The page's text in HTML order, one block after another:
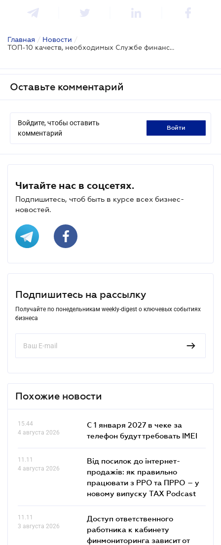
Главная / Новости /
ТОП-10 качеств, необходимых Службе финансовых расследований
Оставьте комментарий
Войдите, чтобы оставить
комментарий
войти
Читайте нас в соцсетях.
Подпишитесь, чтоб быть в курсе всех бизнес-
новостей.
Подпишитесь на рассылку
Получайте по понедельникам weekly-digest о ключевых событиях
бизнеса
Похожие новости
15.44
4 августа 2026
С 1 января 2027 в чеке за
телефон будут требовать IMEI
11.11
4 августа 2026
Від посилок до інтернет-
продажів: як правильно
працювати з РРО та ПРРО – у
новому випуску TAX Podcast
11.11
3 августа 2026
Доступ ответственного
работника к кабинету
финмониторинга зависит от